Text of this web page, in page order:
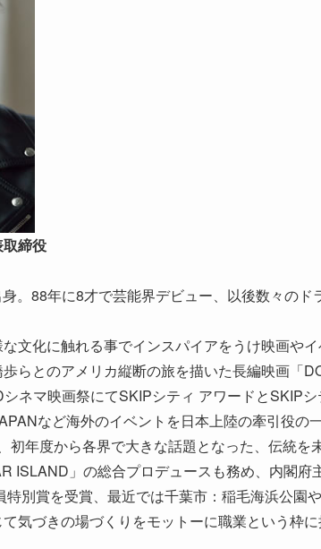
締役
。88年に8才で芸能界デビュー、以後数々の
文化に触れる事でインスパイアをうけ映画や
らとのアメリカ縦断の旅を描いた長編映画「
ネマ映画祭にてSKIPシティ アワードとSKIP
など海外のイベントを日本上陸の牽引役の
初年度から各界で大きな話題となった、伝統を
ISLAND」の総合プロデュースも務め、内閣府
別賞を受賞、最近では千葉市：稲毛海浜公園
気づきの場づくりをモットーに職業という枠